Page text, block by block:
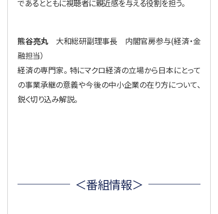
であるとともに視聴者に親近感を与える役割を担う。
熊谷亮丸 大和総研副理事長 内閣官房参与(経済・金
融担当）
経済の専門家。 特にマクロ経済の立場から日本にとって
の事業承継の意義や今後の中小企業の在り方について、
鋭く切り込み解説。
＜番組情報＞